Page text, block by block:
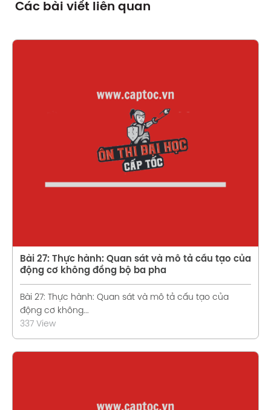
Các bài viết liên quan
Xem chi tiết
Bài 27: Thực hành: Quan sát và mô tả cấu tạo của
động cơ không đồng bộ ba pha
Bài 27: Thực hành: Quan sát và mô tả cấu tạo của
động cơ không...
337 View